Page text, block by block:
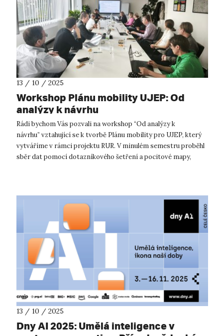
13 / 10 / 2025
Workshop Plánu mobility UJEP: Od
analýzy k návrhu
Rádi bychom Vás pozvali na workshop “Od analýzy k
návrhu” vztahující se k tvorbě Plánu mobility pro UJEP, který
vytváříme v rámci projektu RUR. V minulém semestru proběhl
sběr dat pomocí dotazníkového šetření a pocitové mapy,
13 / 10 / 2025
Dny AI 2025: Umělá inteligence v